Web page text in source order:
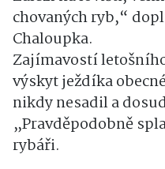
chovaných ryb,“
Chaloupka.
Zajímavostí
výskyt ježdíka
nikdy nesadil a
„Pravděpodobně
rybáři.